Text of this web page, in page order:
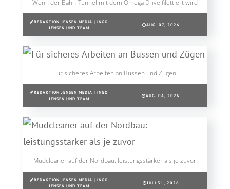
Wenn der Bahn-Tunnel mit dem Omega Drive filettiert wird
REDAKTION JENSEN MEDIA | INGO
JENSEN UND TEAM
AUG. 07, 2026
Für sicheres Arbeiten an Bussen und Zügen
REDAKTION JENSEN MEDIA | INGO
JENSEN UND TEAM
AUG. 04, 2026
Mudcleaner auf der Nordbau: leistungsstärker als je zuvor
REDAKTION JENSEN MEDIA | INGO
JENSEN UND TEAM
JULI 31, 2026